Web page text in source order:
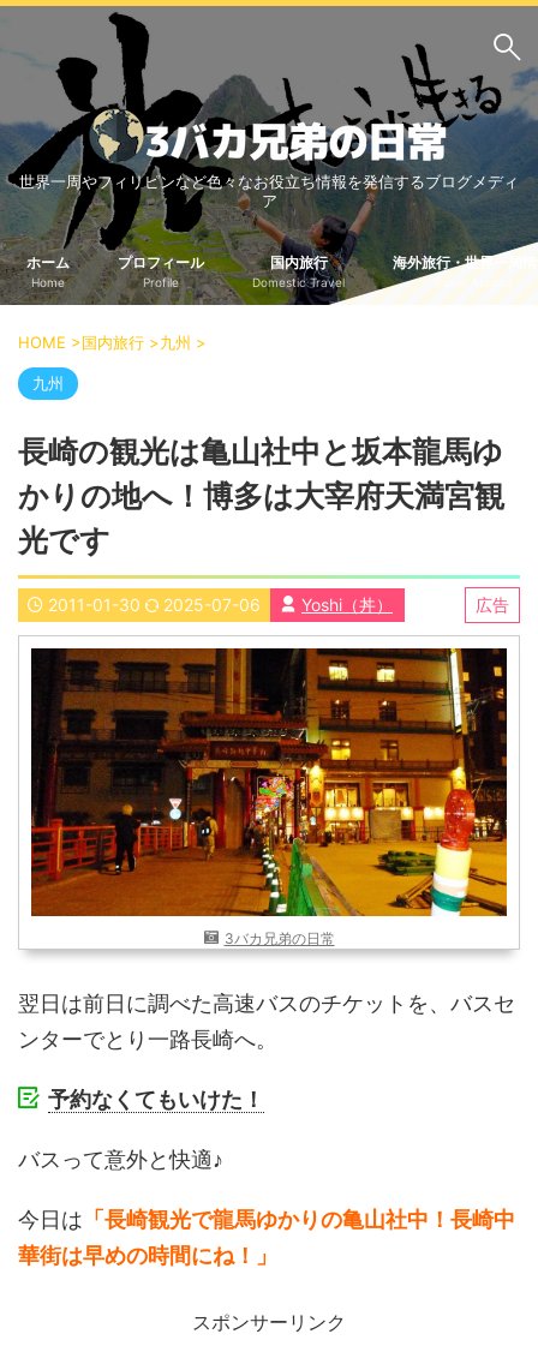
サイト内検索
3バカ兄弟のブログ
三男：増田っちのブロ
グ
次男：タクジのブログ
長男：Yoshiのブログ
ビジネス・ライフハック
車関係
国内旅行
中部
中国・四国
北海道・東北
近畿
世界一周ブログ
アフリカ
アジア
ヨーロッパ
中東
北・中南米
東南アジア
世界一周の準備
Web・ガジェット
スマホ・タブレット
PC・インターネット
ポケモンGO
AND OR
世界一周やフィリピンなど色々なお役立ち情報を発信するブログメディ
ア
ホーム
Home
プロフィール
Profile
国内旅行
Domestic Travel
海外旅行・世界一周
HOME >国内旅行 >九州 >
九州
長崎の観光は亀山社中と坂本龍馬ゆ
かりの地へ！博多は大宰府天満宮観
光です
2011-01-30 2025-07-06 Yoshi（丼） 広告
3バカ兄弟の日常
翌日は前日に調べた高速バスのチケットを、バスセ
ンターでとり一路長崎へ。
予約なくてもいけた！
バスって意外と快適♪
今日は 「長崎観光で龍馬ゆかりの亀山社中！長崎中
華街は早めの時間にね！」
スポンサーリンク